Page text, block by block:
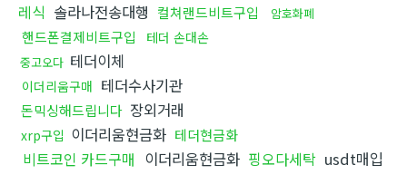
레식 솔라나전송대행 컬쳐랜드비트구입 암호화폐
핸드폰결제비트구입 테더 손대손
중고오다 테더이체
이더리움구매 테더수사기관
돈믹싱해드립니다 장외거래
xrp구입 이더리움현금화 테더현금화
비트코인 카드구매 이더리움현금화 핑오다세탁 usdt매입